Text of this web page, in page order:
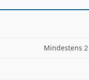
Mindestens